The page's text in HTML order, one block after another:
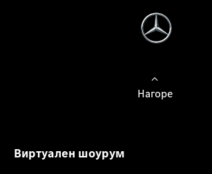
Нагоре
Виртуален шоурум